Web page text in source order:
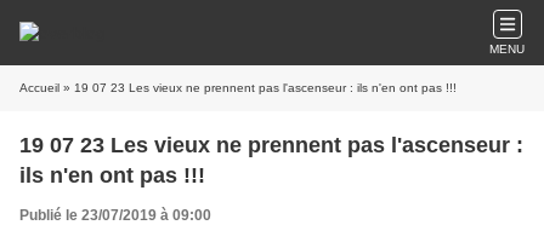
MENU
Accueil » 19 07 23 Les vieux ne prennent pas l'ascenseur : ils n'en ont pas !!!
19 07 23 Les vieux ne prennent pas l'ascenseur :
ils n'en ont pas !!!
Publié le 23/07/2019 à 09:00